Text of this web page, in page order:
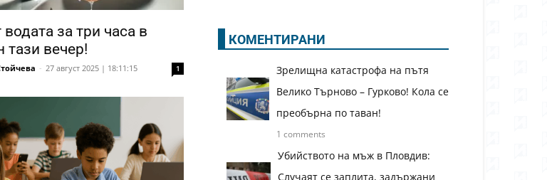
водата за три часа в
тази вечер!
- 27 август 2025 | 18:11:15 1
КОМЕНТИРАНИ
Зрелищна катастрофа на пътя
Велико Търново – Гурково! Кола се
преобърна по таван!
1 comments
Убийството на мъж в Пловдив:
Случаят се заплита, задържани